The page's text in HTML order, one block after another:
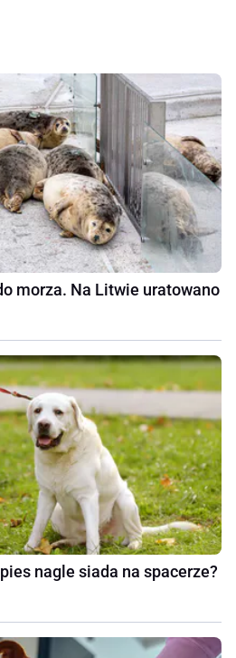
morza. Na Litwie uratowano
nagle siada na spacerze?